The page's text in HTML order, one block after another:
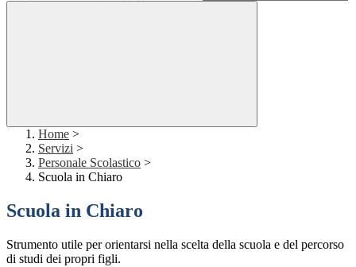
Home >
Servizi >
Personale Scolastico >
Scuola in Chiaro
Scuola in Chiaro
Strumento utile per orientarsi nella scelta della scuola e del percorso
di studi dei propri figli.